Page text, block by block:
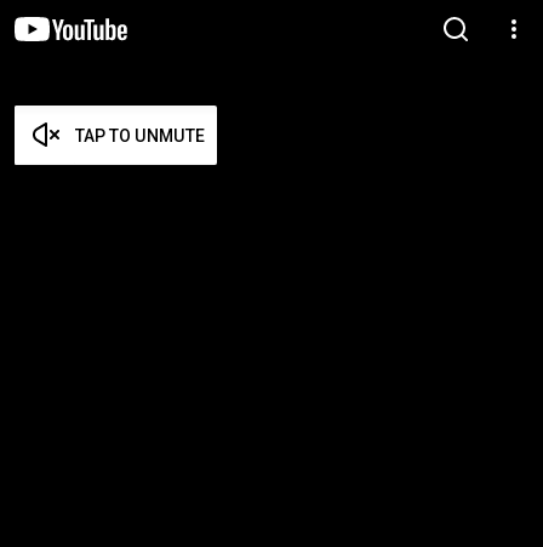
TAP TO UNMUTE